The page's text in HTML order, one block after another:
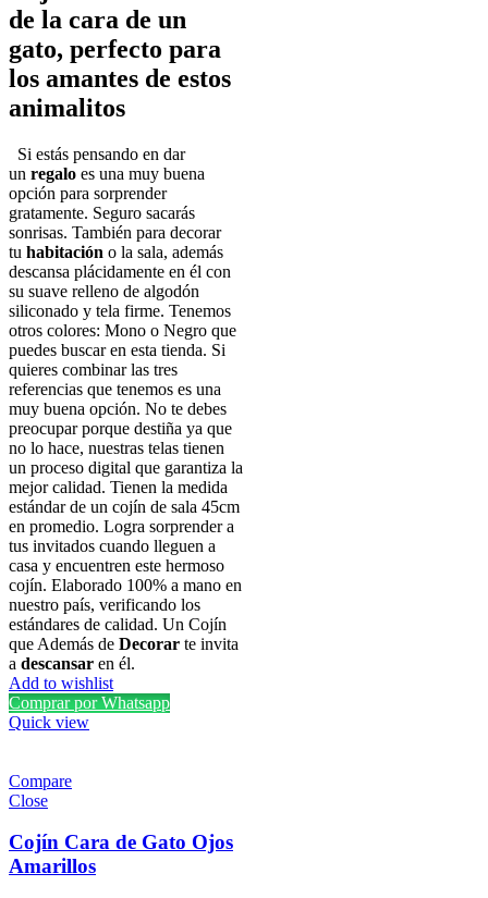
de la cara de un
gato, perfecto para
los amantes de estos
animalitos
Si estás pensando en dar
un regalo es una muy buena
opción para sorprender
gratamente. Seguro sacarás
sonrisas. También para decorar
tu habitación o la sala, además
descansa plácidamente en él con
su suave relleno de algodón
siliconado y tela firme. Tenemos
otros colores: Mono o Negro que
puedes buscar en esta tienda. Si
quieres combinar las tres
referencias que tenemos es una
muy buena opción. No te debes
preocupar porque destiña ya que
no lo hace, nuestras telas tienen
un proceso digital que garantiza la
mejor calidad. Tienen la medida
estándar de un cojín de sala 45cm
en promedio. Logra sorprender a
tus invitados cuando lleguen a
casa y encuentren este hermoso
cojín. Elaborado 100% a mano en
nuestro país, verificando los
estándares de calidad. Un Cojín
que Además de Decorar te invita
a descansar en él.
Add to wishlist
Comprar por Whatsapp
Quick view
Compare
Close
Cojín Cara de Gato Ojos
Amarillos